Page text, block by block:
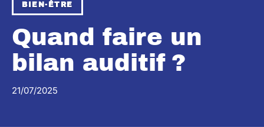
BIEN-ÊTRE
Quand faire un
bilan auditif ?
21/07/2025